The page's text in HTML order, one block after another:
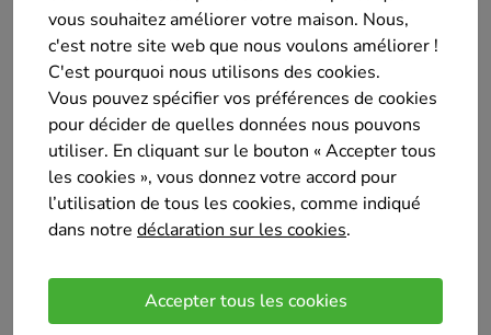
vous souhaitez améliorer votre maison. Nous,
c'est notre site web que nous voulons améliorer !
C'est pourquoi nous utilisons des cookies.
Vous pouvez spécifier vos préférences de cookies
pour décider de quelles données nous pouvons
utiliser. En cliquant sur le bouton « Accepter tous
les cookies », vous donnez votre accord pour
l’utilisation de tous les cookies, comme indiqué
dans notre déclaration sur les cookies.
Accepter tous les cookies
ASCEDO SCS
Pas encore d'évaluation
Verviers
On est une société qui travaille dans le bâtiment on
faisant plusieurs sorts des travaux comme peinture ,